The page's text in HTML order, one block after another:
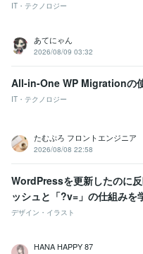
IT・テクノロジー
あてにゃん
2026/08/09 03:32
All-in-One WP Migrationの
IT・テクノロジー
たむぷろ フロントエンジニア
2026/08/08 22:58
WordPressを更新したのに
ッシュと「?v=」の仕組みを
デザイン・イラスト
HANA HAPPY 87